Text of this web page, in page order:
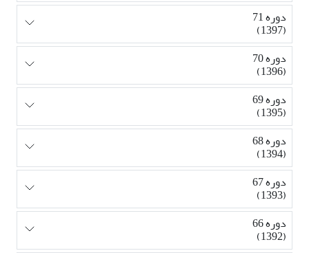
دوره 71
(1397)
دوره 70
(1396)
دوره 69
(1395)
دوره 68
(1394)
دوره 67
(1393)
دوره 66
(1392)